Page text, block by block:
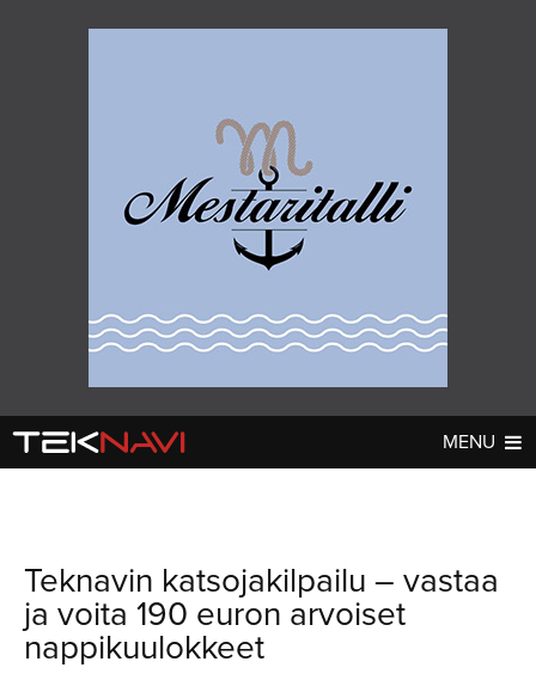
MENU
AJETUT
KOMMENTTI
HUHUT
TESTIT
Teknavin katsojakilpailu – vastaa
ja voita 190 euron arvoiset
nappikuulokkeet